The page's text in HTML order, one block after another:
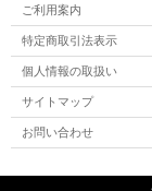
ご利用案内
特定商取引法表示
個人情報の取扱い
サイトマップ
お問い合わせ